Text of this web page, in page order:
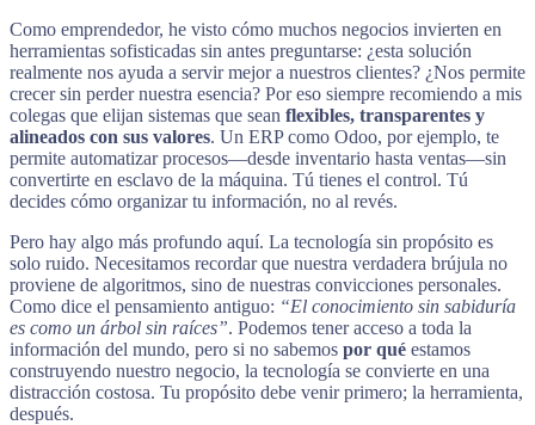
Como emprendedor, he visto cómo muchos negocios invierten en
herramientas sofisticadas sin antes preguntarse: ¿esta solución
realmente nos ayuda a servir mejor a nuestros clientes? ¿Nos permite
crecer sin perder nuestra esencia? Por eso siempre recomiendo a mis
colegas que elijan sistemas que sean flexibles, transparentes y
alineados con sus valores. Un ERP como Odoo, por ejemplo, te
permite automatizar procesos—desde inventario hasta ventas—sin
convertirte en esclavo de la máquina. Tú tienes el control. Tú
decides cómo organizar tu información, no al revés.
Pero hay algo más profundo aquí. La tecnología sin propósito es
solo ruido. Necesitamos recordar que nuestra verdadera brújula no
proviene de algoritmos, sino de nuestras convicciones personales.
Como dice el pensamiento antiguo: “El conocimiento sin sabiduría
es como un árbol sin raíces”. Podemos tener acceso a toda la
información del mundo, pero si no sabemos por qué estamos
construyendo nuestro negocio, la tecnología se convierte en una
distracción costosa. Tu propósito debe venir primero; la herramienta,
después.